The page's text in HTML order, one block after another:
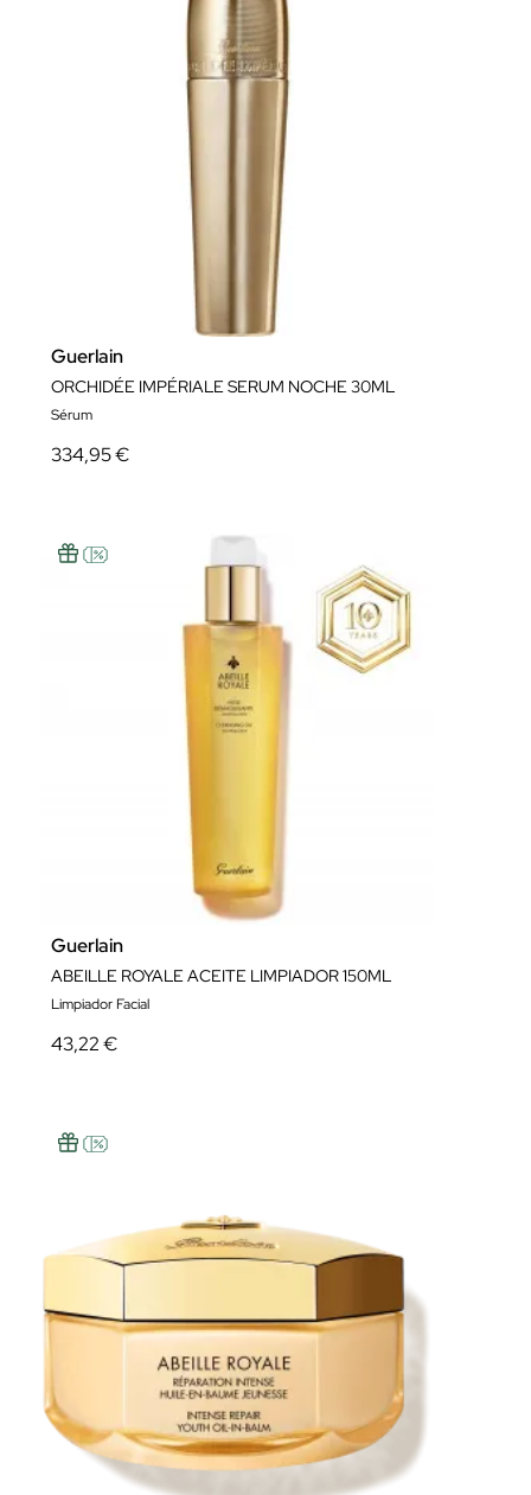
Guerlain
ORCHIDÉE IMPÉRIALE SERUM NOCHE 30ML
Sérum
334,95 €
Guerlain
ABEILLE ROYALE ACEITE LIMPIADOR 150ML
Limpiador Facial
43,22 €